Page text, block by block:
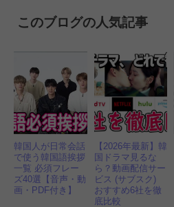
このブログの人気記事
韓国人が日常会話
で使う韓国語挨拶
一覧 必須フレー
ズ40選【音声・動
画・PDF付き】
【2026年最新】韓
国ドラマ見るな
ら？動画配信サー
ビス (サブスク)
おすすめ6社を徹
底比較